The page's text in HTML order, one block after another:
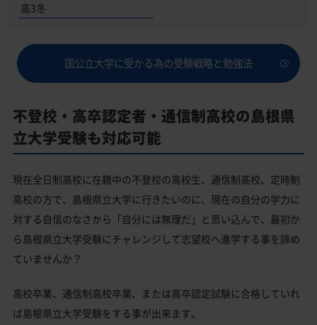
高3冬
国公立大学に受かる為の受験戦略と勉強法
不登校・高卒認定者・通信制高校の島根県
立大学受験も対応可能
現在全日制高校に在籍中の不登校の高校生、通信制高校、定時制
高校の方で、島根県立大学に行きたいのに、現在の自分の学力に
対する自信のなさから「自分には無理だ」と思い込んで、最初か
ら島根県立大学受験にチャレンジして志望校へ進学する事を諦め
ていませんか？
高校卒業、通信制高校卒業、または高卒認定試験に合格していれ
ば島根県立大学受験をする事が出来ます。